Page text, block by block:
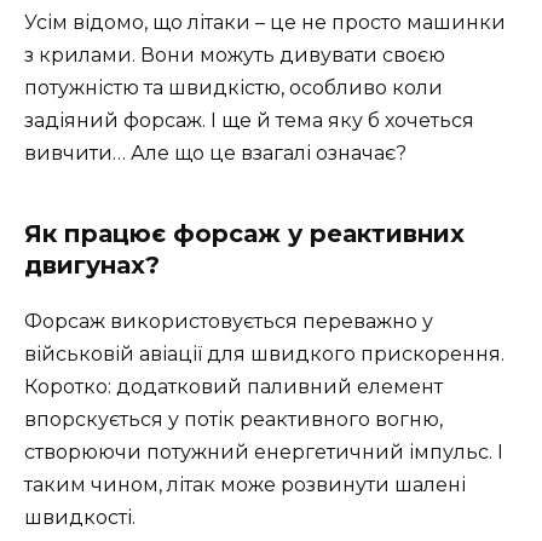
Усім відомо, що літаки – це не просто машинки
з крилами. Вони можуть дивувати своєю
потужністю та швидкістю, особливо коли
задіяний форсаж. І ще й тема яку б хочеться
вивчити… Але що це взагалі означає?
Як працює форсаж у реактивних
двигунах?
Форсаж використовується переважно у
військовій авіації для швидкого прискорення.
Коротко: додатковий паливний елемент
впорскується у потік реактивного вогню,
створюючи потужний енергетичний імпульс. І
таким чином, літак може розвинути шалені
швидкості.